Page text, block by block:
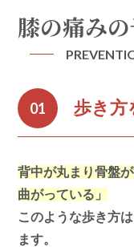
膝の痛み
01 歩き方
背中が丸まり骨盤
曲がっている」
このような歩き方
ます。